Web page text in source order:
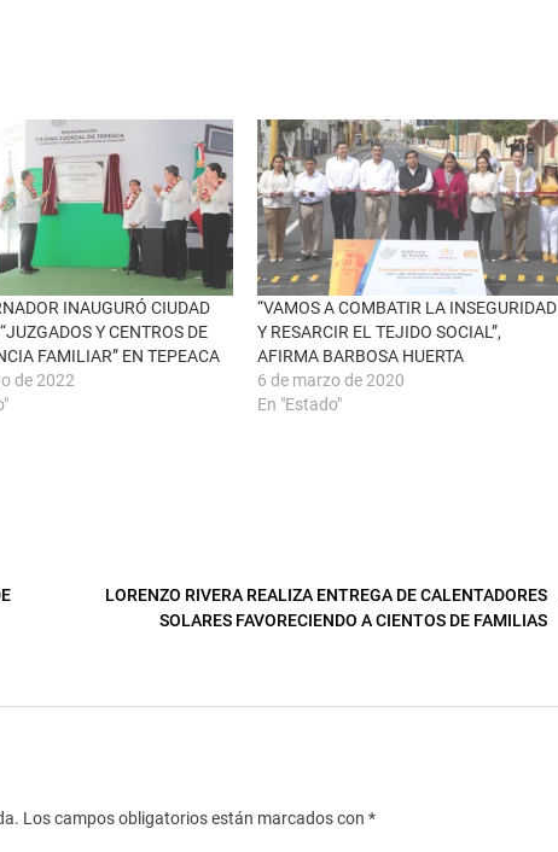
INAUGURÓ CIUDAD
Y CENTROS DE
FAMILIAR” EN TEPEACA
de 2022
“VAMOS A COMBATIR LA INSEGURIDAD
Y RESARCIR EL TEJIDO SOCIAL”,
AFIRMA BARBOSA HUERTA
6 de marzo de 2020
En "Estado"
LORENZO RIVERA REALIZA ENTREGA DE CALENTADORES
SOLARES FAVORECIENDO A CIENTOS DE FAMILIAS
Los campos obligatorios están marcados con *